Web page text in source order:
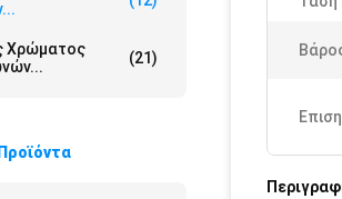
Χρώματος
(21)